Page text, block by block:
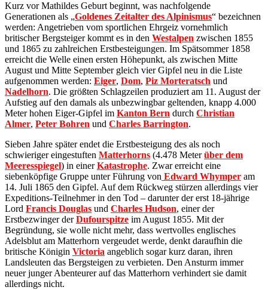
Kurz vor Mathildes Geburt beginnt, was nachfolgende
Generationen als „Goldenes Zeitalter des Alpinismus“ bezeichnen
werden: Angetrieben vom sportlichen Ehrgeiz vornehmlich
britischer Bergsteiger kommt es in den Westalpen zwischen 1855
und 1865 zu zahlreichen Erstbesteigungen. Im Spätsommer 1858
erreicht die Welle einen ersten Höhepunkt, als zwischen Mitte
August und Mitte September gleich vier Gipfel neu in die Liste
aufgenommen werden: Eiger, Dom, Piz Morteratsch und
Nadelhorn. Die größten Schlagzeilen produziert am 11. August der
Aufstieg auf den damals als unbezwingbar geltenden, knapp 4.000
Meter hohen Eiger-Gipfel im Kanton Bern durch Christian
Almer, Peter Bohren und Charles Barrington.
Sieben Jahre später endet die Erstbesteigung des als noch
schwieriger eingestuften Matterhorns (4.478 Meterüber dem
Meeresspiegel) in einerKatastrophe. Zwar erreicht eine
siebenköpfige Gruppe unter Führung von Edward Whymper am
14. Juli 1865 den Gipfel. Auf dem Rückweg stürzen allerdings vier
Expeditions-Teilnehmer in den Tod – darunter der erst 18-jährige
Lord Francis Douglas und Charles Hudson, einer der
Erstbezwinger derDufourspitze im August 1855. Mit der
Begründung, sie wolle nicht mehr, dass wertvolles englisches
Adelsblut am Matterhorn vergeudet werde, denkt daraufhin die
britische Königin Victoria angeblich sogar kurz daran, ihren
Landsleuten das Bergsteigen zu verbieten. Den Ansturm immer
neuer junger Abenteurer auf das Matterhorn verhindert sie damit
allerdings nicht.